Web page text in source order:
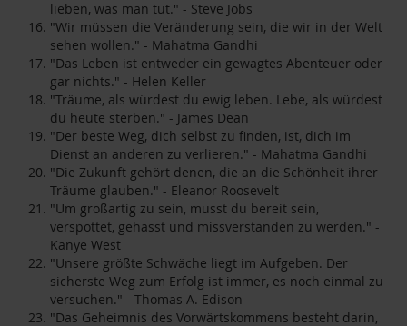
lieben, was man tut." - Steve Jobs
"Wir müssen die Veränderung sein, die wir in der Welt
sehen wollen." - Mahatma Gandhi
"Das Leben ist entweder ein gewagtes Abenteuer oder
gar nichts." - Helen Keller
"Träume, als würdest du ewig leben. Lebe, als würdest
du heute sterben." - James Dean
"Der beste Weg, dich selbst zu finden, ist, dich im
Dienst an anderen zu verlieren." - Mahatma Gandhi
"Die Zukunft gehört denen, die an die Schönheit ihrer
Träume glauben." - Eleanor Roosevelt
"Um großartig zu sein, musst du bereit sein,
verspottet, gehasst und missverstanden zu werden." -
Kanye West
"Unsere größte Schwäche liegt im Aufgeben. Der
sicherste Weg zum Erfolg ist immer, es noch einmal zu
versuchen." - Thomas A. Edison
"Das Geheimnis des Vorwärtskommens besteht darin,